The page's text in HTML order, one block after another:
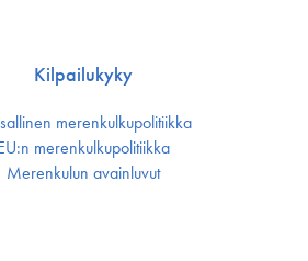
Kilpailukyky
merenkulku­politiikka
merenkulku­politiikka
Merenkulun avainluvut